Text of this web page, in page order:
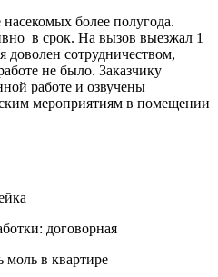
более полугода.
в срок. На вызов выезжал 1
доволен сотрудничеством,
не было. Заказчику
работе и озвучены
мероприятиям в помещении
договорная
моль в квартире